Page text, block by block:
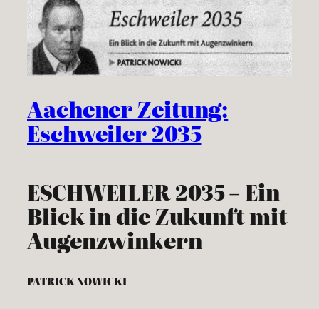
Aachener Zeitung:
Eschweiler 2035
ESCHWEILER 2035 – Ein
Blick in die Zukunft mit
Augenzwinkern
PATRICK NOWICKI